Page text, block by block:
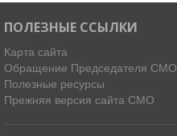
ПОЛЕЗНЫЕ ССЫЛКИ
Карта сайта
Обращение Председателя СМО
Полезные ресурсы
Прежняя версия сайта СМО